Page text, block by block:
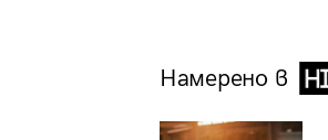
Намерено в